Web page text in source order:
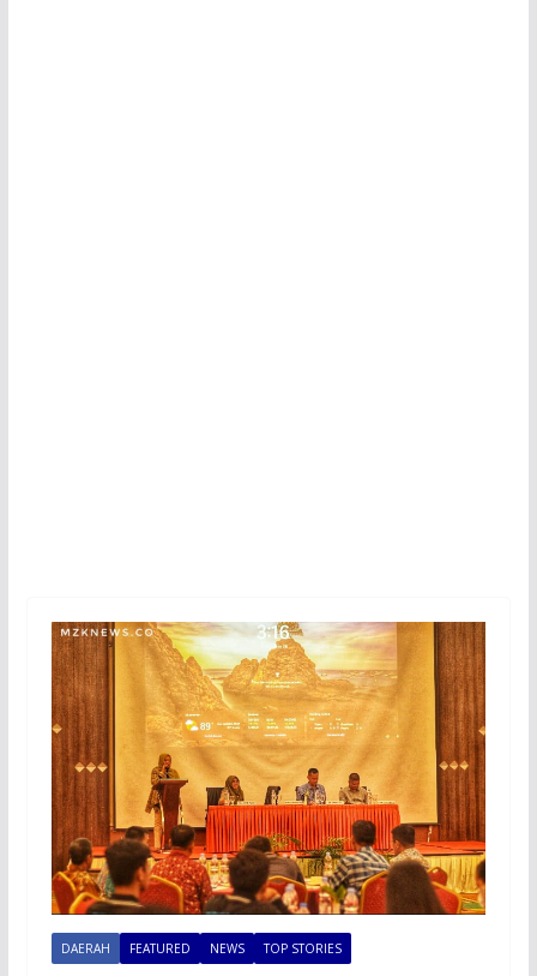
DAERAH FEATURED NEWS TOP STORIES